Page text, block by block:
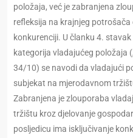
položaja, već je zabranjena
refleksija na krajnjeg
konkurenciji. U članku 4.
kategorija vladajućeg položaja
34/10) se navodi da vladajući
subjekat na mjerodavnom
Zabranjena je zlouporaba
tržištu kroz djelovanje
posljedicu ima isključivanje